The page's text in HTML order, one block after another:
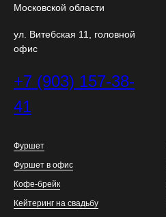
Московской области
ул. Витебская 11, головной
офис
+7 (903) 157-38-
41
Фуршет
Фуршет в офис
Кофе-брейк
Кейтеринг на свадьбу